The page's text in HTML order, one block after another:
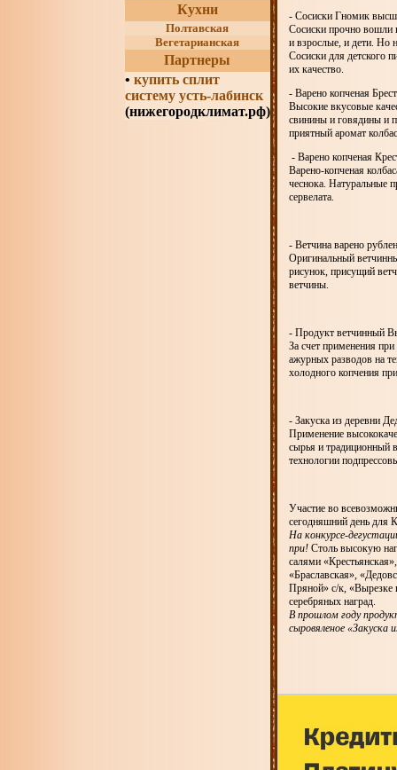
Кухни
Полтавская
Вегетарианская
Партнеры
• купить сплит
систему усть-лабинск
(нижегородклимат.рф)
- Сосиски Гномик
Сосиски прочно вошли
и взрослые, и дети. Но
Сосиски для детского
их качество.
- Варено копченая
Высокие вкусовые
свинины и говядины и
приятный аромат
- Варено копченая
Варено-копченая
чеснока. Натуральные
сервелата.
- Ветчина варено
Оригинальный
рисунок, присущий
ветчины.
- Продукт ветчинный
За счет применения
ажурных разводов на
холодного копчения
- Закуска из деревни
Применение
сырья и традиционный
технологии
Участие во
сегодняшний день для
На конкурсе-
при! Столь высокую
салями
«Браславская»,
Пряной» с/к, «Вырезке
серебряных наград.
В прошлом году
сыровяленое «Закуска